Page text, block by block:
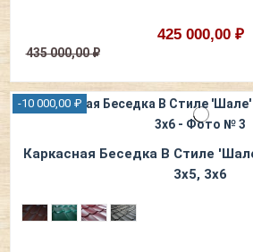
425 000,00 ₽
435 000,00 ₽
-10 000,00 ₽
Каркасная Беседка В Стиле
3х5, 3х6